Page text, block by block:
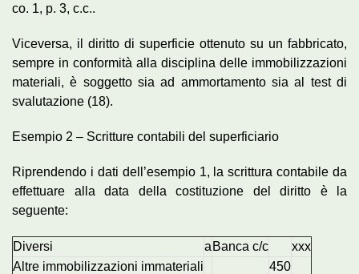
co. 1, p. 3, c.c..
Viceversa, il diritto di superficie ottenuto su un fabbricato,
sempre in conformità alla disciplina delle immobilizzazioni
materiali, è soggetto sia ad ammortamento sia al test di
svalutazione (18).
Esempio 2 – Scritture contabili del superficiario
Riprendendo i dati dell’esempio 1, la scrittura contabile da
effettuare alla data della costituzione del diritto è la
seguente:
Diversi a Banca c/c
xxx
Altre immobilizzazioni immateriali
450